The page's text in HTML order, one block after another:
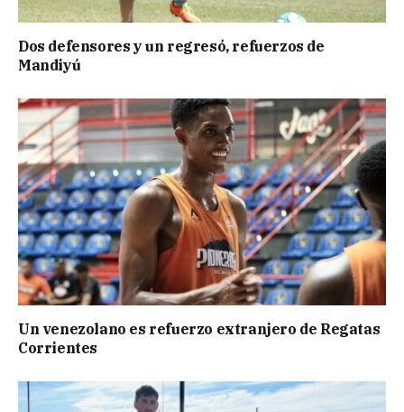
Dos defensores y un regresó, refuerzos de
Mandiyú
Un venezolano es refuerzo extranjero de Regatas
Corrientes